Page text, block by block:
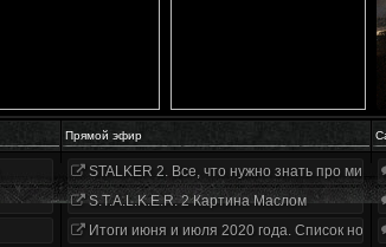
Прямой эфир
STALKER 2. Все, что нужно знать про мир,
S.T.A.L.K.E.R. 2 Картина Маслом
Итоги июня и июля 2020 года. Список